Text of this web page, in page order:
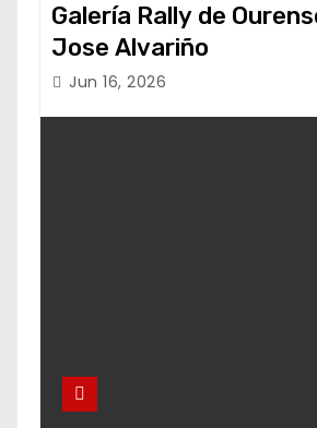
Galería Rally de
Jose Alvariño
Jun 16, 2026